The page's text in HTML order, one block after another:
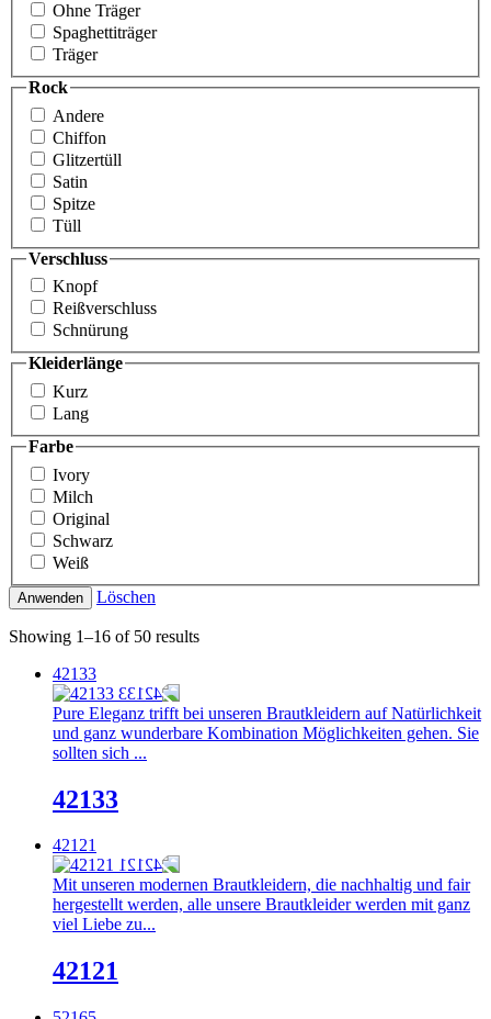
Ohne Träger
Spaghettiträger
Träger
Rock
Andere
Chiffon
Glitzertüll
Satin
Spitze
Tüll
Verschluss
Knopf
Reißverschluss
Schnürung
Kleiderlänge
Kurz
Lang
Farbe
Ivory
Milch
Original
Schwarz
Weiß
Anwenden Löschen
Showing 1–16 of 50 results
42133
Pure Eleganz trifft bei unseren Brautkleidern auf Natürlichkeit
und ganz wunderbare Kombination Möglichkeiten gehen. Sie
sollten sich ...
42133
42121
Mit unseren modernen Brautkleidern, die nachhaltig und fair
hergestellt werden, alle unsere Brautkleider werden mit ganz
viel Liebe zu...
42121